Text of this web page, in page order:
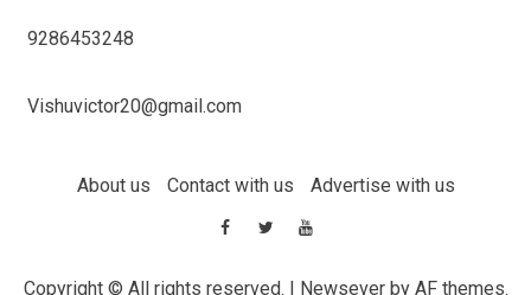
9286453248
Vishuvictor20@gmail.com
About us Contact with us Advertise with us
Copyright © All rights reserved. | Newseverby AF themes.